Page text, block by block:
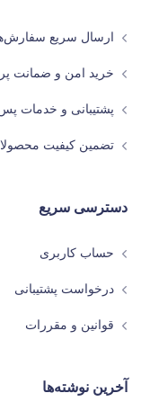
ارسال سریع
خرید امن و ضمانت
پشتیبانی و خدمات
تضمین کیفیت
دسترسی سریع
حساب کاربری
درخواست پشتیبانی
قوانین و مقررات
آخرین نوشته‌ها